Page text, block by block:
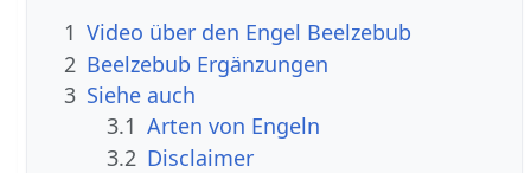
1 Video über den Engel Beelzebub
2 Beelzebub Ergänzungen
3 Siehe auch
3.1 Arten von Engeln
3.2 Disclaimer